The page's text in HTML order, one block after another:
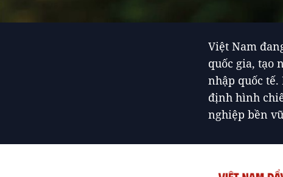
Việt Nam
quốc gia, tạo
nhập quốc
định hình
nghiệp bền